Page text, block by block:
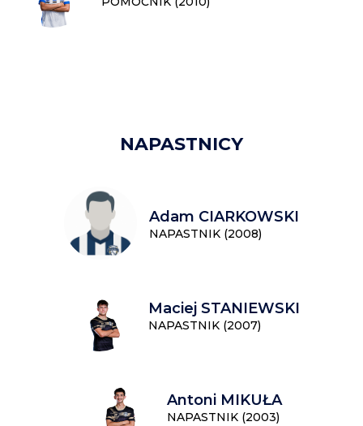
NAPASTNICY
Adam CIARKOWSKI
NAPASTNIK (2008)
Maciej STANIEWSKI
NAPASTNIK (2007)
Antoni MIKUŁA
NAPASTNIK (2003)